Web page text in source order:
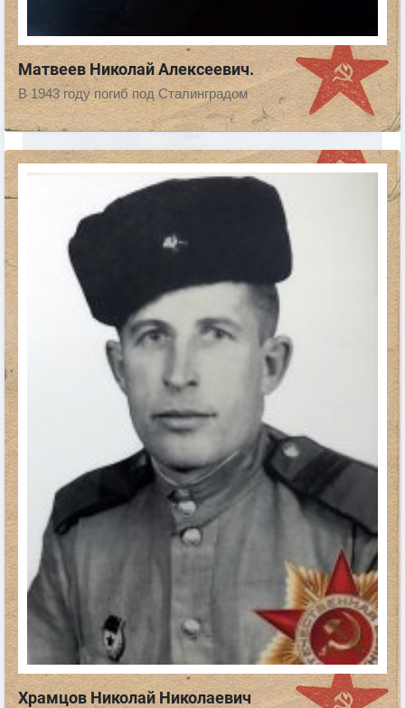
Матвеев Николай Алексеевич.
В 1943 году погиб под Сталинградом
Храмцов Николай Николаевич